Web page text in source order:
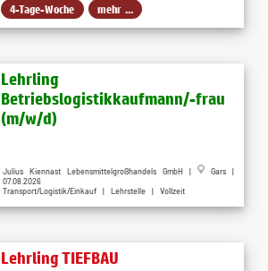
4-Tage-Woche mehr ...
Lehrling
Betriebslogistikkaufmann/-frau
(m/w/d)
Julius Kiennast Lebensmittelgroßhandels GmbH |
Gars |
07.08.2026
Transport/Logistik/Einkauf | Lehrstelle | Vollzeit
Lehrling TIEFBAU